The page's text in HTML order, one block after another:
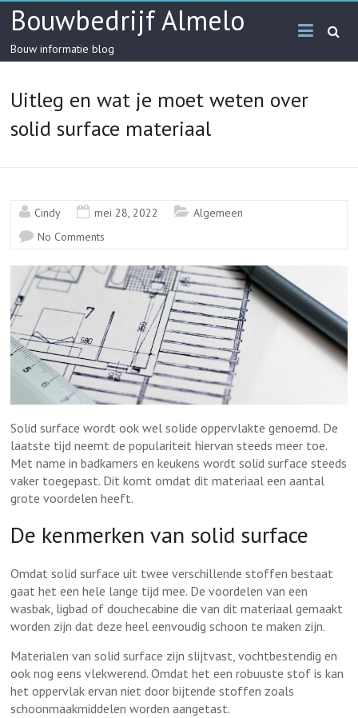
SkipBouwbedrijf Almelo
Bouw informatie blog
Uitleg en wat je moet weten over
solid surface materiaal
Cindy mei 28, 2022
Algemeen
No Comments
Solid surface wordt ook wel solide oppervlakte genoemd. De
laatste tijd neemt de populariteit hiervan steeds meer toe.
Met name in badkamers en keukens wordt solid surface steeds
vaker toegepast. Dit komt omdat dit materiaal een aantal
grote voordelen heeft.
De kenmerken van solid surface
Omdat solid surface uit twee verschillende stoffen bestaat
gaat het een hele lange tijd mee. De voordelen van een
wasbak, ligbad of douchecabine die van dit materiaal gemaakt
worden zijn dat deze heel eenvoudig schoon te maken zijn.
Materialen van solid surface zijn slijtvast, vochtbestendig en
ook nog eens vlekwerend. Omdat het een robuuste stof is kan
het oppervlak ervan niet door bijtende stoffen zoals
schoonmaakmiddelen worden aangetast.